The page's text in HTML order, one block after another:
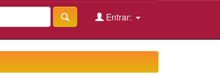
Entrar: